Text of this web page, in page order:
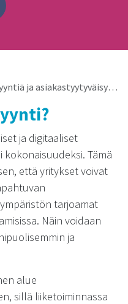
ja asiakastyytyväisyyttä
ja digitaaliset
Tämä
että yritykset voivat
tarjoamat
Näin voidaan
ja
alue
sillä liiketoiminnassa